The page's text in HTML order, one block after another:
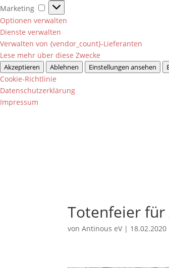
Marketing
Marketing
Optionen verwalten
Dienste verwalten
Verwalten von {vendor_count}-Lieferanten
Lese mehr über diese Zwecke
Akzeptieren Ablehnen Einstellungen ansehen
Cookie-Richtlinie
Datenschutzerklärung
Impressum
Totenfeier für
vonAntinous eV | 18.02.2020